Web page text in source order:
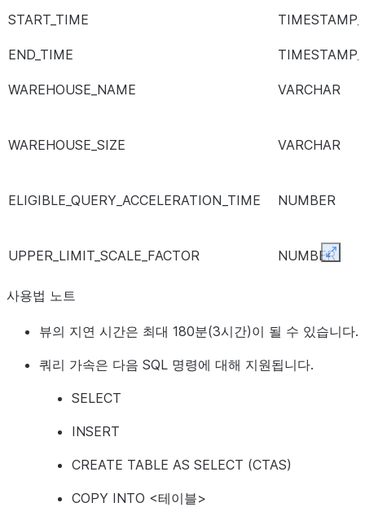
START_TIME
END_TIME
WAREHOUSE_NAME VARCHAR
WAREHOUSE_SIZE VARCHAR
ELIGIBLE_QUERY_ACCELERATION_TIME NUMBER
UPPER_LIMIT_SCALE_FACTOR NUMBER
QUERY_HASH
QUERY_PARAMETERIZED_HASH
QUERY_PARAMETERIZED_HASH_VERSION NUMBER
사용법 노트
뷰의 지연 시간은 최대 180분(3시간)이 될 수 있습니다.
쿼리 가속은 다음 SQL 명령에 대해 지원됩니다.
SELECT
INSERT
CREATE TABLE AS SELECT (CTAS)
COPY INTO <테이블>